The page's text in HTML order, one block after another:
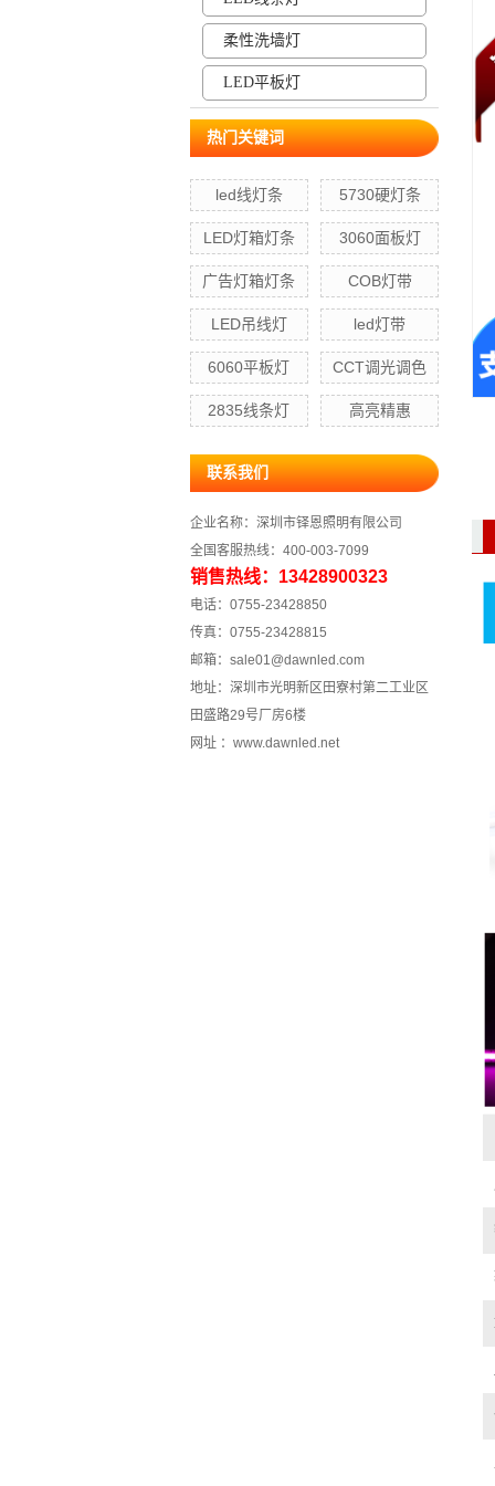
柔性洗墙灯
LED平板灯
热门关键词
led线灯条 5730硬灯条
LED灯箱灯条 3060面板灯
广告灯箱灯条 COB灯带
LED吊线灯 led灯带
6060平板灯 CCT调光调色
2835线条灯 高亮精惠
联系我们
企业名称：深圳市铎恩照明有限公司
全国客服热线：400-003-7099
销售热线：13428900323
电话：0755-23428850
传真：0755-23428815
邮箱：sale01@dawnled.com
地址：深圳市光明新区田寮村第二工业区
田盛路29号厂房6楼
网址 ：www.dawnled.net